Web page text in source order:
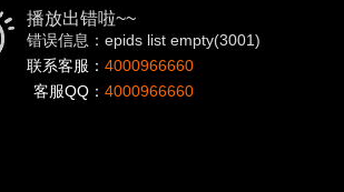
播放出错啦~~
错误信息：epids list empty(3001)
联系客服： 4000966660
客服QQ： 4000966660